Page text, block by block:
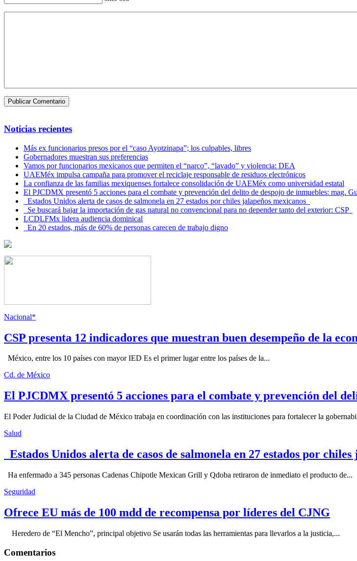
Noticias recientes
Más ex funcionarios presos por el “caso Ayotzinapa”; los culpables, libres
Gobernadores muestran sus preferencias
Vamos por funcionarios mexicanos que permiten el “narco”, “lavado” y violencia: DEA
UAEMéx impulsa campaña para promover el reciclaje responsable de residuos electrónicos
La confianza de las familias mexiquenses fortalece consolidación de UAEMéx como universidad estatal
El PJCDMX presentó 5 acciones para el combate y prevención del delito de despojo de inmuebles: mag.
Estados Unidos alerta de casos de salmonela en 27 estados por chiles jalapeños mexicanos
Se buscará bajar la importación de gas natural no convencional para no depender tanto del exterior: CSP
LCDLFMx lidera audiencia dominical
En 20 estados, más de 60% de personas carecen de trabajo digno
Nacional*
CSP presenta 12 indicadores que muestran buen desempeño de la
México, entre los 10 países con mayor IED Es el primer lugar entre los países de la...
Cd. de México
El PJCDMX presentó 5 acciones para el combate y prevención del
El Poder Judicial de la Ciudad de México trabaja en coordinación con las instituciones para fortalecer la
Salud
Estados Unidos alerta de casos de salmonela en 27 estados por
Ha enfermado a 345 personas Cadenas Chipotle Mexican Grill y Qdoba retiraron de inmediato el producto de...
Seguridad
Ofrece EU más de 100 mdd de recompensa por líderes del CJNG
Heredero de “El Mencho”, principal objetivo Se usarán todas las herramientas para llevarlos a la justicia,...
Comentarios